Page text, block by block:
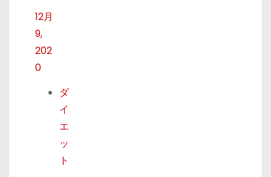
12月
9,
202
0
ダ
イ
エ
ッ
ト